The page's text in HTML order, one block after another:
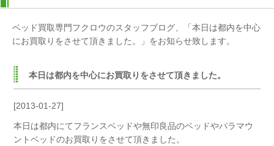
ベッド買取専門フクロウのスタッフブログ、「本日は都内を中心
にお買取りをさせて頂きました。」をお知らせ致します。
本日は都内を中心にお買取りをさせて頂きました。
[2013-01-27]
本日は都内にてフランスベッドや無印良品のベッドやパラマウ
ントベッドのお買取りをさせて頂きました。